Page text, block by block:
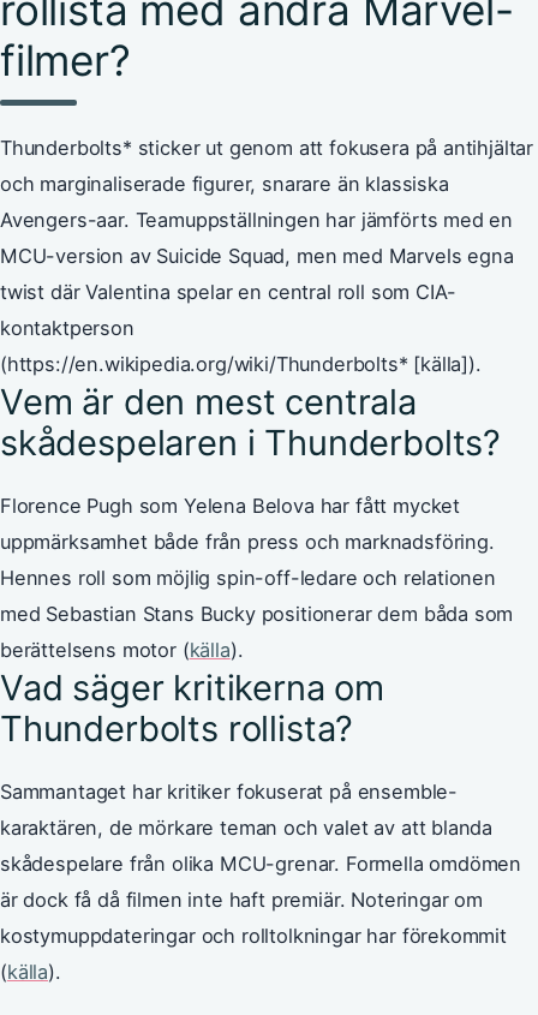
filmer?
Thunderbolts* sticker ut genom att fokusera på antihjältar
och marginaliserade figurer, snarare än klassiska
Avengers-aar. Teamuppställningen har jämförts med en
MCU-version av Suicide Squad, men med Marvels egna
twist där Valentina spelar en central roll som CIA-
kontaktperson
(https://en.wikipedia.org/wiki/Thunderbolts* [källa]).
Vem är den mest centrala
skådespelaren i Thunderbolts?
Florence Pugh som Yelena Belova har fått mycket
uppmärksamhet både från press och marknadsföring.
Hennes roll som möjlig spin-off-ledare och relationen
med Sebastian Stans Bucky positionerar dem båda som
berättelsens motor (källa).
Vad säger kritikerna om
Thunderbolts rollista?
Sammantaget har kritiker fokuserat på ensemble-
karaktären, de mörkare teman och valet av att blanda
skådespelare från olika MCU-grenar. Formella omdömen
är dock få då filmen inte haft premiär. Noteringar om
kostymuppdateringar och rolltolkningar har förekommit
(källa).